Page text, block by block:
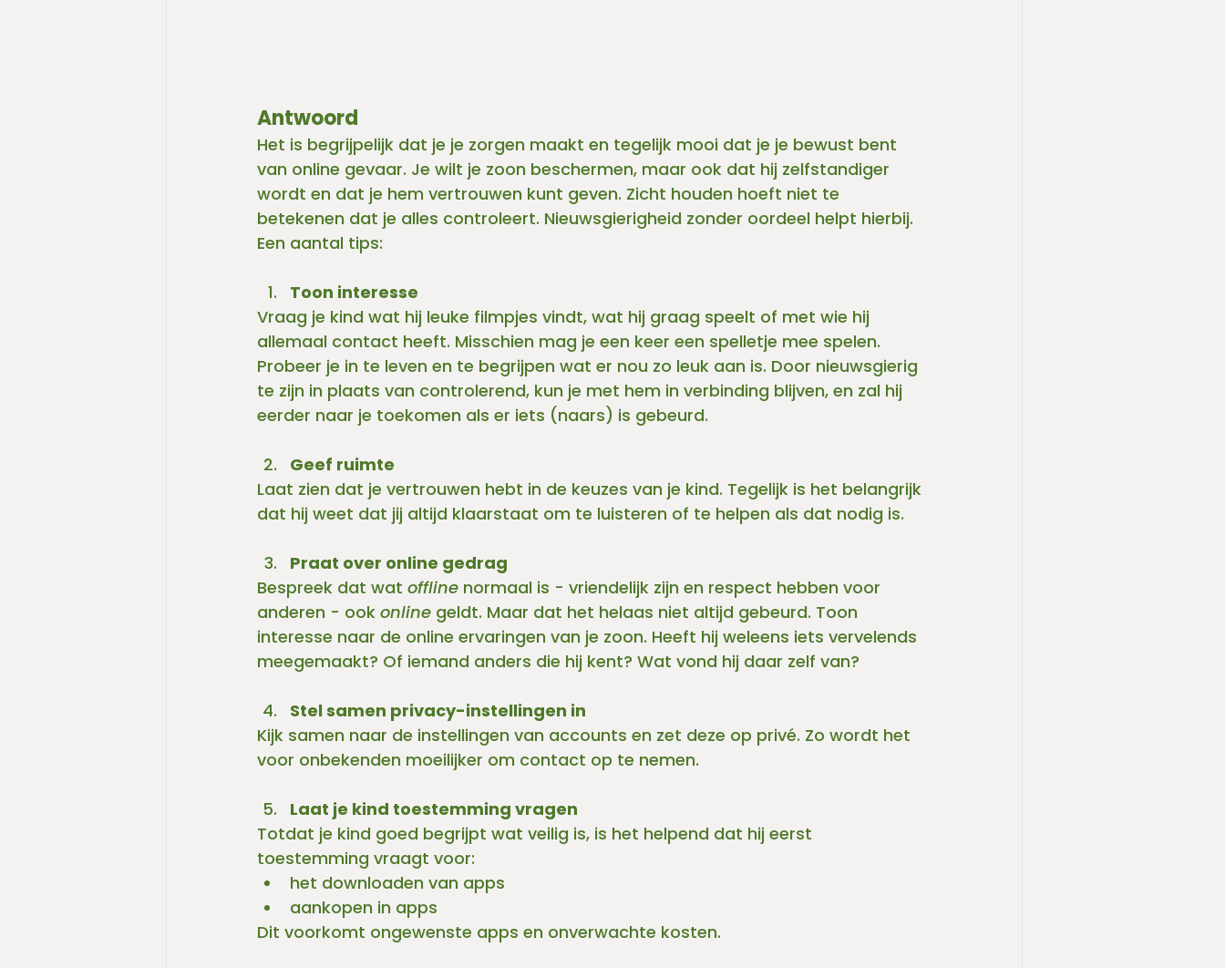
Antwoord
Het is begrijpelijk dat je je zorgen maakt en tegelijk mooi dat je je bewust bent
van online gevaar. Je wilt je zoon beschermen, maar ook dat hij zelfstandiger
wordt en dat je hem vertrouwen kunt geven. Zicht houden hoeft niet te
betekenen dat je alles controleert. Nieuwsgierigheid zonder oordeel helpt hierbij.
Een aantal tips:
Toon interesse
Vraag je kind wat hij leuke filmpjes vindt, wat hij graag speelt of met wie hij
allemaal contact heeft. Misschien mag je een keer een spelletje mee spelen.
Probeer je in te leven en te begrijpen wat er nou zo leuk aan is. Door nieuwsgierig
te zijn in plaats van controlerend, kun je met hem in verbinding blijven, en zal hij
eerder naar je toekomen als er iets (naars) is gebeurd.
Geef ruimte
Laat zien dat je vertrouwen hebt in de keuzes van je kind. Tegelijk is het belangrijk
dat hij weet dat jij altijd klaarstaat om te luisteren of te helpen als dat nodig is.
Praat over online gedrag
Bespreek dat wat offline normaal is - vriendelijk zijn en respect hebben voor
anderen - ook online geldt. Maar dat het helaas niet altijd gebeurd. Toon
interesse naar de online ervaringen van je zoon. Heeft hij weleens iets vervelends
meegemaakt? Of iemand anders die hij kent? Wat vond hij daar zelf van?
Stel samen privacy-instellingen in
Kijk samen naar de instellingen van accounts en zet deze op privé. Zo wordt het
voor onbekenden moeilijker om contact op te nemen.
Laat je kind toestemming vragen
Totdat je kind goed begrijpt wat veilig is, is het helpend dat hij eerst
toestemming vraagt voor:
het downloaden van apps
aankopen in apps
Dit voorkomt ongewenste apps en onverwachte kosten.